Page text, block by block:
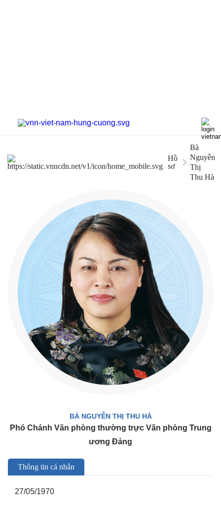
Hồ
sơ
Bà
Nguyễn
Thị
Thu Hà
BÀ NGUYỄN THỊ THU HÀ
Phó Chánh Văn phòng thường trực Văn phòng Trung
ương Đảng
Thông tin cá nhân
27/05/1970